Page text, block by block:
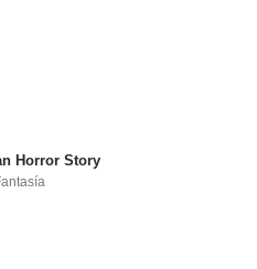
Horror Story